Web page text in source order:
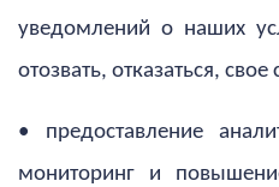
уведомлений о наших
отозвать, отказаться,
• предоставление
мониторинг и